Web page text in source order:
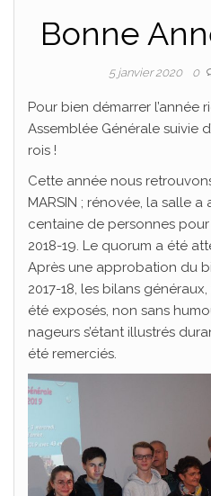
Bonne
5 janvier 2020 0
Pour bien démarrer l’année
Assemblée Générale suivie
rois !
Cette année nous
MARSIN ; rénovée, la salle a
centaine de personnes
2018-19. Le quorum a été
Après une approbation du
2017-18, les bilans
été exposés, non sans
nageurs s’étant illustrés
été remerciés.